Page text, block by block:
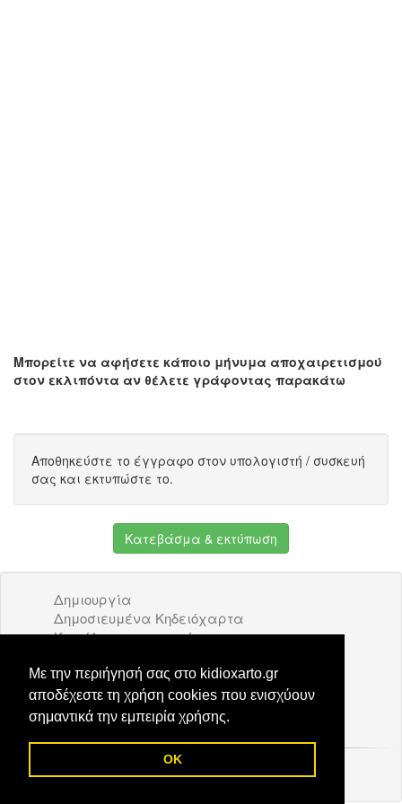
Με την περιήγησή σας στο kidioxarto.gr
αποδέχεστε τη χρήση cookies που ενισχύουν
σημαντικά την εμπειρία χρήσης.
OK
Μπορείτε να αφήσετε κάποιο μήνυμα αποχαιρετισμού
στον εκλιπόντα αν θέλετε γράφοντας παρακάτω
Αποθηκεύστε το έγγραφο στον υπολογιστή / συσκευή
σας και εκτυπώστε το.
Κατεβάσμα & εκτύπωση
Δημιουργία
Δημοσιευμένα Κηδειόχαρτα
Κατάλογος επιχειρήσεων
Διαφήμιση
Επικοινωνία
© 2026 Kidioxarto.gr /Επικοινωνία